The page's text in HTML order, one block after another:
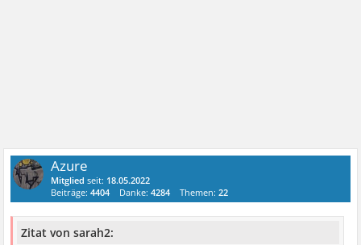
Azure
Mitglied seit: 18.05.2022
Beiträge:4404 Danke:4284 Themen:22
Zitat von sarah2: